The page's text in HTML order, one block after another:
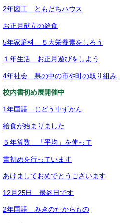
2年図工 ともだちハウス
お正月献立の給食
5年家庭科 ５大栄養素をしろう
１年生活 お正月遊びをしよう
4年社会 県の中の市や町の取り組み
校内書初め展開催中
1年国語 じどう車ずかん
給食が始まりました
５年算数 「平均」を使って
書初めを行っています
あけましておめでとうございます
12月25日 最終日です
2年国語 みきのたからもの